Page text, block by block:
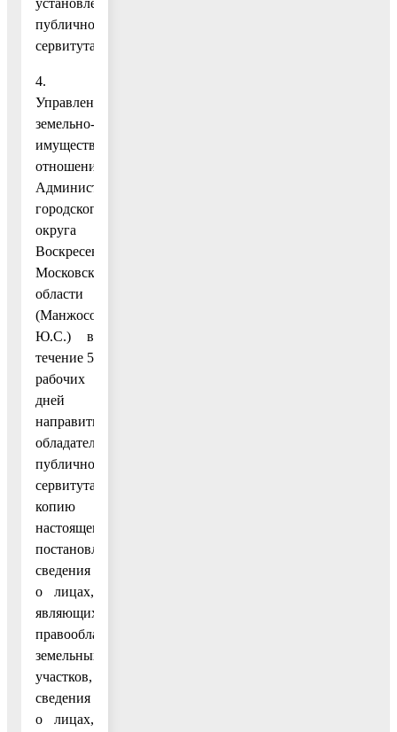
публичного
сервитута.
4.
Управлению
земельно-
имущественных
отношений
Администрации
городского
округа
Воскресенск
Московской
области
(Манжосова
Ю.С.) в
течение 5
рабочих
дней
направить
обладателю
публичного
сервитута
копию
настоящего
постановления,
сведения
о лицах,
являющихся
правообладателями
земельных
участков,
сведения
о лицах,